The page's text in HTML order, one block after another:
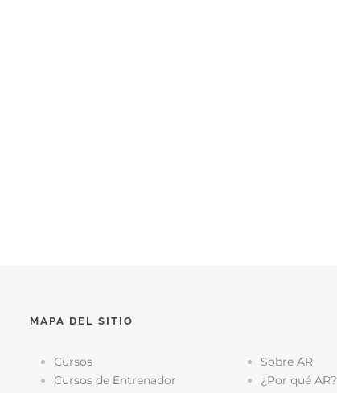
MAPA DEL SITIO
Cursos
Cursos de Entrenador
Sobre AR
¿Por qué AR?